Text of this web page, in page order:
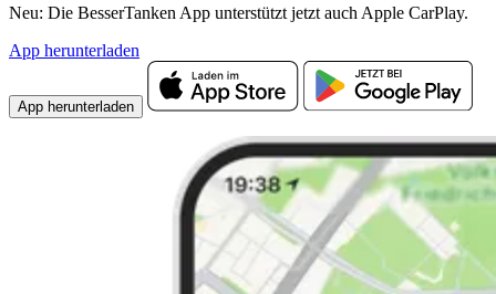
Neu: Die BesserTanken App unterstützt jetzt auch Apple CarPlay.
App herunterladen
App herunterladen